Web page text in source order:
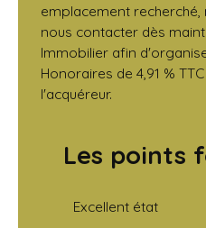
emplacement recherché,
nous contacter dès
Immobilier afin
Honoraires de 4,91 %
l'acquéreur.
Les points
Excellent état